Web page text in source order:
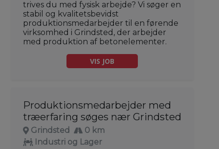
trives du med fysisk arbejde? Vi søger en
stabil og kvalitetsbevidst
produktionsmedarbejder til en førende
virksomhed i Grindsted, der arbejder
med produktion af betonelementer.
VIS JOB
Produktionsmedarbejder med
træerfaring søges nær Grindsted
Grindsted
0 km
Industri og Lager